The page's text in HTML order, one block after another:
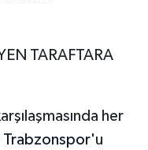
TARAFTARA
her
Trabzonspor'u